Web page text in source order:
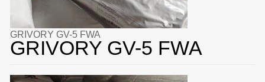
GRIVORY GV-5 FWA
GRIVORY GV-5 FWA